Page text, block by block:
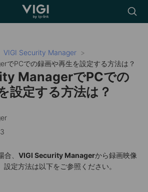
TP-Link, Reliably
icon
VIGI Security Manager
でPCでの録画や再生を設定する方法は？
ManagerでPCでの
設定する方法は？
、 VIGI Security Managerから録画映像
定方法は以下をご参照ください。